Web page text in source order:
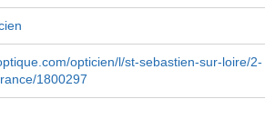
opticien/l/st-sebastien-sur-loire/2-
1800297